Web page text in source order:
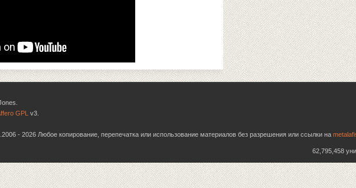
GPL v3.
- 2026 Любое копирование, перепечатка или использование материалов без разрешения или ссылки на
62,795,458